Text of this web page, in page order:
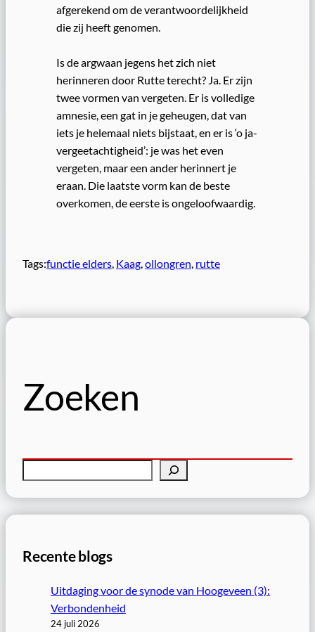
afgerekend om de verantwoordelijkheid
die zij heeft genomen.
Is de argwaan jegens het zich niet
herinneren door Rutte terecht? Ja. Er zijn
twee vormen van vergeten. Er is volledige
amnesie, een gat in je geheugen, dat van
iets je helemaal niets bijstaat, en er is ‘o ja-
vergeetachtigheid’: je was het even
vergeten, maar een ander herinnert je
eraan. Die laatste vorm kan de beste
overkomen, de eerste is ongeloofwaardig.
Tags:functie elders, Kaag, ollongren, rutte
Zoeken
o
n
Recente blogs
Uitdaging voor de synode van Hoogeveen (3):
Verbondenheid
24 juli 2026